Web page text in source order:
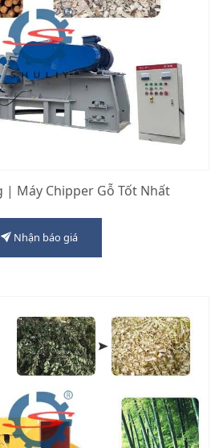
| Máy Chipper Gỗ Tốt Nhất
Nhận báo giá